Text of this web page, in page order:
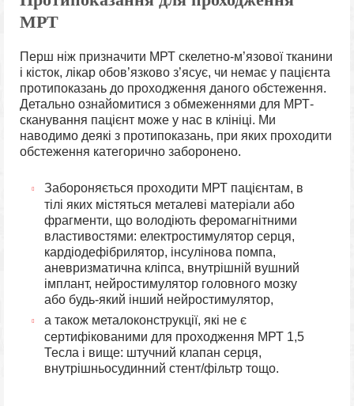
МРТ
Перш ніж призначити МРТ скелетно-м’язової тканини
і кісток, лікар обов’язково з’ясує, чи немає у пацієнта
протипоказань до проходження даного обстеження.
Детально ознайомитися з обмеженнями для МРТ-
сканування пацієнт може у нас в клініці. Ми
наводимо деякі з протипоказань, при яких проходити
обстеження категорично заборонено.
Забороняється проходити МРТ пацієнтам, в
тілі яких містяться металеві матеріали або
фрагменти, що володіють феромагнітними
властивостями: електростимулятор серця,
кардіодефібрилятор, інсулінова помпа,
аневризматична кліпса, внутрішній вушний
імплант, нейростимулятор головного мозку
або будь-який інший нейростимулятор,
а також металоконструкції, які не є
сертифікованими для проходження МРТ 1,5
Тесла і вище: штучний клапан серця,
внутрішньосудинний стент/фільтр тощо.